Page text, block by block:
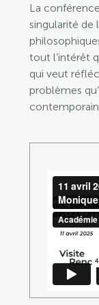
La
singularité de
tout l’intérêt
qui veut
problèmes